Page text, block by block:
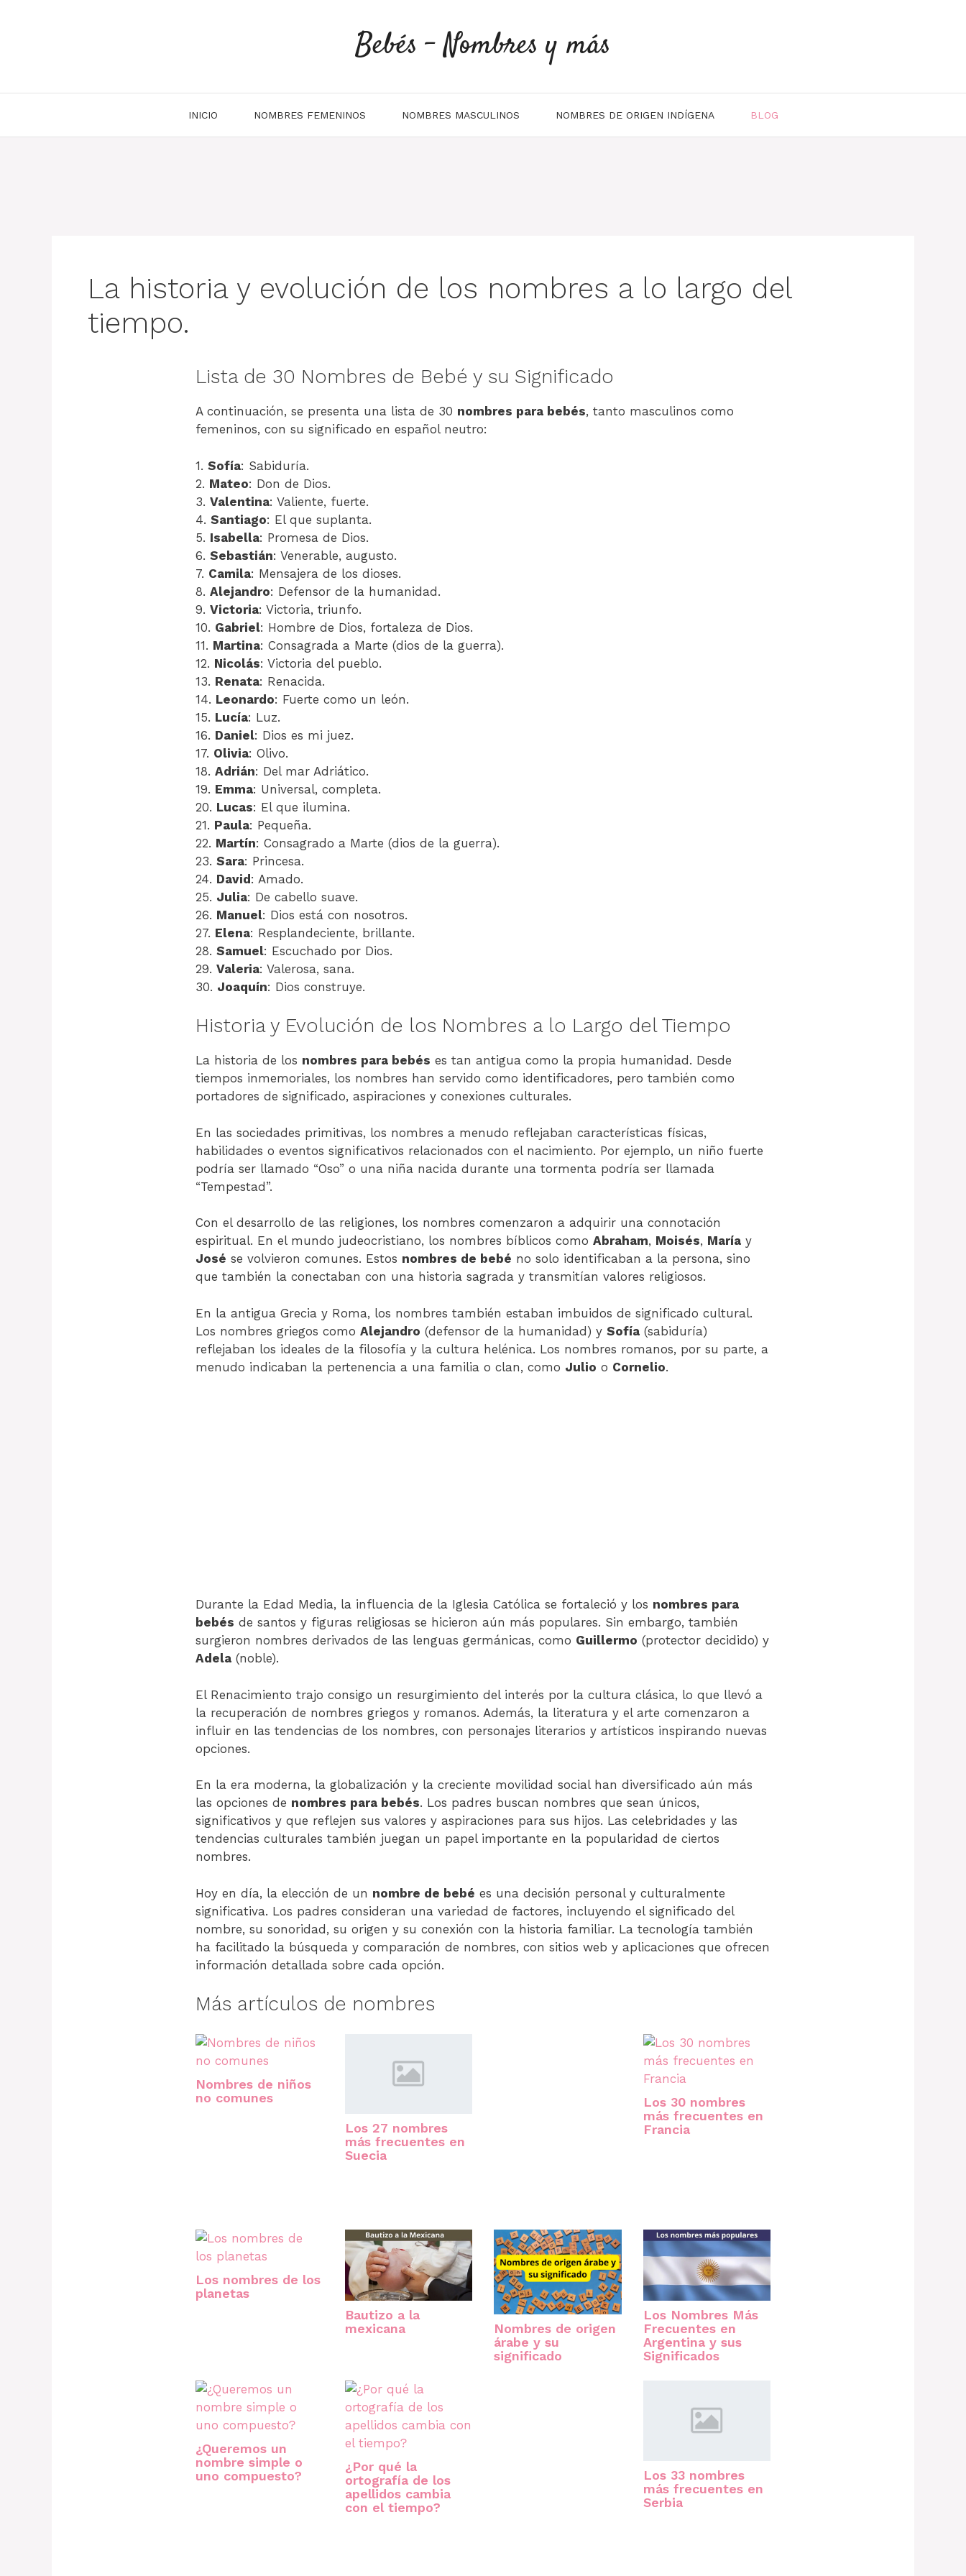
Bebés - Nombres y más
INICIO NOMBRES FEMENINOS NOMBRES MASCULINOS NOMBRES DE ORIGEN INDÍGENA BLOG
La historia y evolución de los nombres a lo largo del
tiempo.
Lista de 30 Nombres de Bebé y su Significado
A continuación, se presenta una lista de 30 nombres para bebés, tanto masculinos como
femeninos, con su significado en español neutro:
1. Sofía: Sabiduría.
2. Mateo: Don de Dios.
3. Valentina: Valiente, fuerte.
4. Santiago: El que suplanta.
5. Isabella: Promesa de Dios.
6. Sebastián: Venerable, augusto.
7. Camila: Mensajera de los dioses.
8. Alejandro: Defensor de la humanidad.
9. Victoria: Victoria, triunfo.
10. Gabriel: Hombre de Dios, fortaleza de Dios.
11. Martina: Consagrada a Marte (dios de la guerra).
12. Nicolás: Victoria del pueblo.
13. Renata: Renacida.
14. Leonardo: Fuerte como un león.
15. Lucía: Luz.
16. Daniel: Dios es mi juez.
17. Olivia: Olivo.
18. Adrián: Del mar Adriático.
19. Emma: Universal, completa.
20. Lucas: El que ilumina.
21. Paula: Pequeña.
22. Martín: Consagrado a Marte (dios de la guerra).
23. Sara: Princesa.
24. David: Amado.
25. Julia: De cabello suave.
26. Manuel: Dios está con nosotros.
27. Elena: Resplandeciente, brillante.
28. Samuel: Escuchado por Dios.
29. Valeria: Valerosa, sana.
30. Joaquín: Dios construye.
Historia y Evolución de los Nombres a lo Largo del Tiempo
La historia de los nombres para bebés es tan antigua como la propia humanidad. Desde
tiempos inmemoriales, los nombres han servido como identificadores, pero también como
portadores de significado, aspiraciones y conexiones culturales.
En las sociedades primitivas, los nombres a menudo reflejaban características físicas,
habilidades o eventos significativos relacionados con el nacimiento. Por ejemplo, un niño fuerte
podría ser llamado “Oso” o una niña nacida durante una tormenta podría ser llamada
“Tempestad”.
Con el desarrollo de las religiones, los nombres comenzaron a adquirir una connotación
espiritual. En el mundo judeocristiano, los nombres bíblicos como Abraham, Moisés, María y
José se volvieron comunes. Estos nombres de bebé no solo identificaban a la persona, sino
que también la conectaban con una historia sagrada y transmitían valores religiosos.
En la antigua Grecia y Roma, los nombres también estaban imbuidos de significado cultural.
Los nombres griegos como Alejandro (defensor de la humanidad) y Sofía (sabiduría)
reflejaban los ideales de la filosofía y la cultura helénica. Los nombres romanos, por su parte, a
menudo indicaban la pertenencia a una familia o clan, como Julio o Cornelio.
Durante la Edad Media, la influencia de la Iglesia Católica se fortaleció y los nombres para
bebés de santos y figuras religiosas se hicieron aún más populares. Sin embargo, también
surgieron nombres derivados de las lenguas germánicas, como Guillermo (protector decidido) y
Adela (noble).
El Renacimiento trajo consigo un resurgimiento del interés por la cultura clásica, lo que llevó a
la recuperación de nombres griegos y romanos. Además, la literatura y el arte comenzaron a
influir en las tendencias de los nombres, con personajes literarios y artísticos inspirando nuevas
opciones.
En la era moderna, la globalización y la creciente movilidad social han diversificado aún más
las opciones de nombres para bebés. Los padres buscan nombres que sean únicos,
significativos y que reflejen sus valores y aspiraciones para sus hijos. Las celebridades y las
tendencias culturales también juegan un papel importante en la popularidad de ciertos
nombres.
Hoy en día, la elección de un nombre de bebé es una decisión personal y culturalmente
significativa. Los padres consideran una variedad de factores, incluyendo el significado del
nombre, su sonoridad, su origen y su conexión con la historia familiar. La tecnología también
ha facilitado la búsqueda y comparación de nombres, con sitios web y aplicaciones que ofrecen
información detallada sobre cada opción.
Más artículos de nombres
Nombres de niños
no comunes
Los 27 nombres
más frecuentes en
Suecia
Los 30 nombres
más frecuentes en
Francia
Los nombres de los
planetas
Bautizo a la
mexicana
Nombres de origen
árabe y su
significado
Los Nombres Más
Frecuentes en
Argentina y sus
Significados
¿Queremos un
nombre simple o
uno compuesto?
¿Por qué la
ortografía de los
apellidos cambia
con el tiempo?
Los 33 nombres
más frecuentes en
Serbia